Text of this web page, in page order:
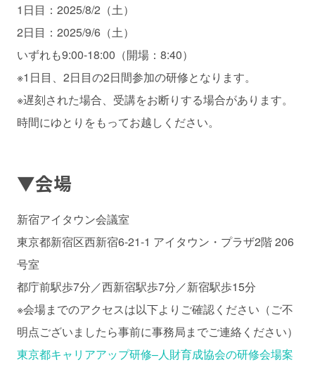
1日目：2025/8/2（土）
2日目：2025/9/6（土）
いずれも9:00-18:00（開場：8:40）
※1日目、2日目の2日間参加の研修となります。
※遅刻された場合、受講をお断りする場合があります。
時間にゆとりをもってお越しください。
▼会場
新宿アイタウン会議室
東京都新宿区西新宿6-21-1 アイタウン・プラザ2階 206
号室
都庁前駅歩7分／西新宿駅歩7分／新宿駅歩15分
※会場までのアクセスは以下よりご確認ください（ご不
明点ございましたら事前に事務局までご連絡ください）
東京都キャリアアップ研修–人財育成協会の研修会場案